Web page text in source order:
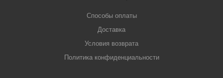
Способы оплаты
Доставка
Условия возврата
Политика конфиденциальности